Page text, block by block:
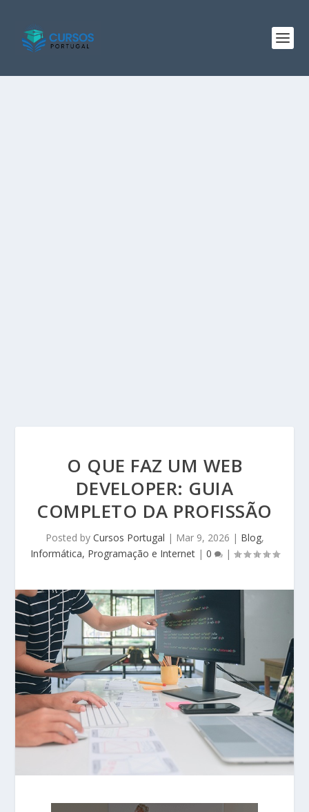
O QUE FAZ UM WEB
DEVELOPER: GUIA
COMPLETO DA PROFISSÃO
Posted by Cursos Portugal | Mar 9, 2026 | Blog,
Informática, Programação e Internet| 0 |